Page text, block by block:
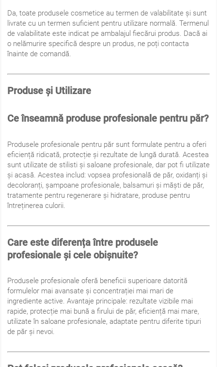
Da, toate produsele cosmetice au termen de valabilitate și sunt
livrate cu un termen suficient pentru utilizare normală. Termenul
de valabilitate este indicat pe ambalajul fiecărui produs. Dacă ai
o nelămurire specifică despre un produs, ne poți contacta
înainte de comandă.
Produse și Utilizare
Ce înseamnă produse profesionale pentru păr?
Produsele profesionale pentru păr sunt formulate pentru a oferi
eficiență ridicată, protecție și rezultate de lungă durată. Acestea
sunt utilizate de stilisti și saloane profesionale, dar pot fi utilizate
și acasă. Acestea includ: vopsea profesională de păr, oxidanți și
decoloranți, șampoane profesionale, balsamuri și măști de păr,
tratamente pentru regenerare și hidratare, produse pentru
întreținerea culorii.
Care este diferența între produsele
profesionale și cele obișnuite?
Produsele profesionale oferă beneficii superioare datorită
formulelor mai avansate și concentrației mai mari de
ingrediente active. Avantaje principale: rezultate vizibile mai
rapide, protecție mai bună a firului de păr, eficiență mai mare,
utilizate în saloane profesionale, adaptate pentru diferite tipuri
de păr și nevoi.